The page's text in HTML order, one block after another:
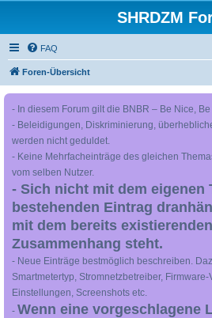
SHRDZM
FAQ
Foren-Übersicht
- In diesem Forum gilt die BNBR – Be Nice,
- Beleidigungen, Diskriminierung,
werden nicht geduldet.
- Keine Mehrfacheinträge des gleichen
vom selben Nutzer.
- Sich nicht mit dem eigenen
bestehenden Eintrag
mit dem bereits
Zusammenhang steht.
- Neue Einträge bestmöglich beschreiben.
Smartmetertyp, Stromnetzbetreiber,
Einstellungen, Screenshots etc.
- Wenn eine vorgeschlagene